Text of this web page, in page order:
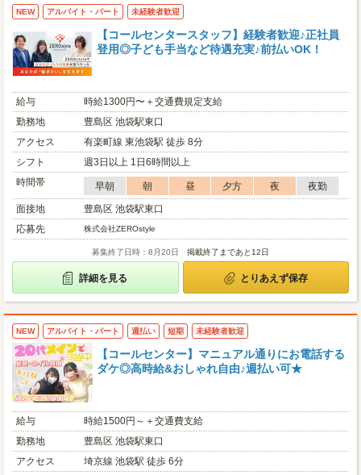
NEW アルバイト・パート 未経験者歓迎
【コールセンタースタッフ】経験者歓迎♪正社員
登用◎子ども手当など待遇充実♪前払いOK！
給与
時給1300円〜＋交通費規定支給
勤務地
豊島区 池袋駅東口
アクセス
有楽町線 東池袋駅 徒歩 8分
シフト
週3日以上 1日6時間以上
時間帯
早朝 朝 昼 夕方 夜
夜勤
面接地
豊島区 池袋駅東口
応募先
株式会社ZEROstyle
募集終了日時：8月20日 掲載終了まであと12日
詳細を見る とりあえず保存
NEW アルバイト・パート 週払い 短期 未経験者歓迎
【コールセンター】マニュアル通りにお電話する
ダケ◎高時給&おしゃれ自由♪週払い可★
給与
時給1500円～＋交通費支給
勤務地
豊島区 池袋駅東口
アクセス
埼京線 池袋駅 徒歩 6分